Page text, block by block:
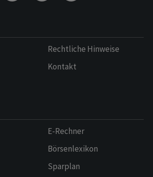
Rechtliche Hinweise
Kontakt
E-Rechner
Börsenlexikon
Sparplan